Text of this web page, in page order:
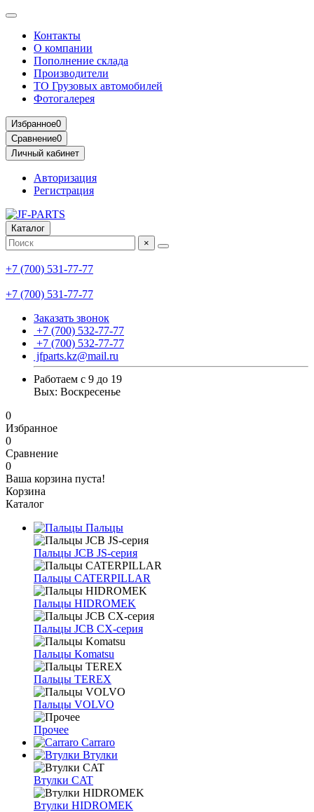
Контакты
О компании
Пополнение склада
Производители
ТО Грузовых автомобилей
Фотогалерея
Избранное0
Сравнение0
Личный кабинет
Авторизация
Регистрация
Каталог
×
+7 (700) 531-77-77
+7 (700) 531-77-77
Заказать звонок
+7 (700) 532-77-77
+7 (700) 532-77-77
jfparts.kz@mail.ru
Работаем с 9 до 19
Вых: Воскресенье
0
Избранное
0
Сравнение
0
Ваша корзина пуста!
Корзина
Каталог
Пальцы
Пальцы JCB JS-серия
Пальцы CATERPILLAR
Пальцы HIDROMEK
Пальцы JCB CX-серия
Пальцы Komatsu
Пальцы TEREX
Пальцы VOLVO
Прочее
Carraro
Втулки
Втулки CAT
Втулки HIDROMEK